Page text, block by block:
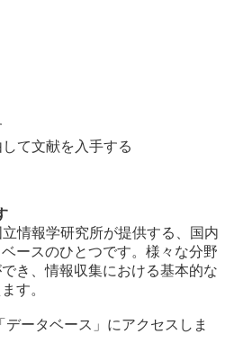
して文献を入手する
立情報学研究所が提供する、国内
ースのひとつです。様々な分野
き、情報収集における基本的な
す。
データベース」にアクセスしま